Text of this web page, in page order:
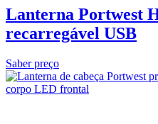
Lanterna Portwest
recarregável USB
Saber preço